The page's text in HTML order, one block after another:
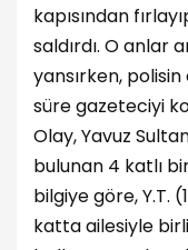
kapısından
saldırdı. O anlar
yansırken,
süre gazeteciyi
Olay, Yavuz
bulunan 4 katlı
bilgiye göre, Y.T.
katta ailesiyle